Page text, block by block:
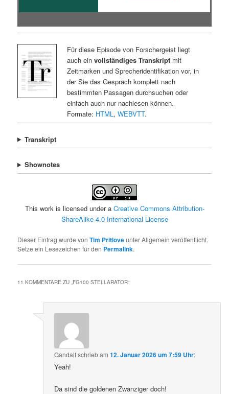
Für diese Episode von Forschergeist liegt
auch ein vollständiges Transkriptmit
Zeitmarken und Sprecheridentifikation vor, in
der Sie das Gespräch komplett nach
bestimmten Passagen durchsuchen oder
einfach auch nur nachlesen können.
Formate: HTML, WEBVTT.
Transkript
Shownotes
This work is licensed under a Creative Commons Attribution-
ShareAlike 4.0 International License
Dieser Eintrag wurde vonTim Pritloveunter Allgemein veröffentlicht.
Setze ein Lesezeichen für den Permalink.
11 KOMMENTARE ZU „FG100 STELLARATOR“
Gandalfschriebam12. Januar 2026 um 7:59 Uhr:
Yeah!
Da sind die goldenen Zwanziger doch!